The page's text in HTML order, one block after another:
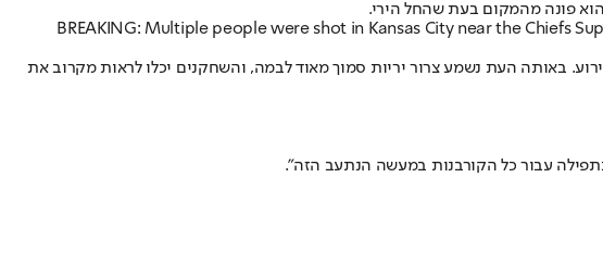
BREAKING: Multiple people were shot in Kansas City near the Chiefs
באותה העת נשמע צרור יריות סמוך מאוד לבמה, והשחקנים יכלו לראות מקרוב את
עבור כל הקורבנות במעשה הנתעב הזה".